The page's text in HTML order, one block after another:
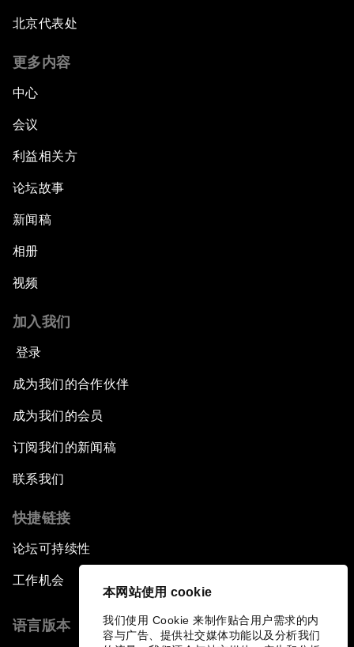
本网站使用 cookie
我们使用 Cookie 来制作贴合用户需求的内
容与广告、提供社交媒体功能以及分析我们
北京代表处
更多内容
中心
会议
利益相关方
论坛故事
新闻稿
相册
视频
加入我们
登录
成为我们的合作伙伴
成为我们的会员
订阅我们的新闻稿
联系我们
快捷链接
论坛可持续性
工作机会
语言版本